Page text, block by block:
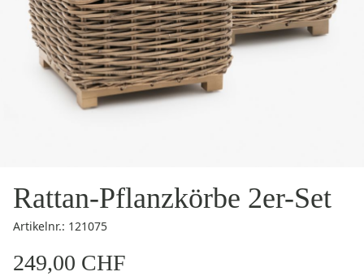
Rattan-Pflanzkörbe 2er-Set
Artikelnr.: 121075
249,00 CHF